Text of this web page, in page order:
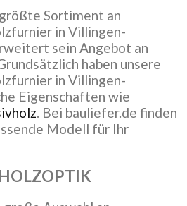
Sortiment an
in Villingen-
sein Angebot an
haben unsere
in Villingen-
Eigenschaften wie
. Bei bauliefer.de finden
Modell für Ihr